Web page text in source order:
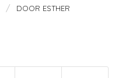
/ DOOR ESTHER